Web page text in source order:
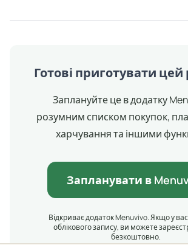
Готові приготувати цей
Заплануйте це в додатку
розумним списком покупок,
харчування та іншими
Запланувати в
Відкриває додаток Menuvivo. Якщо у
облікового запису, ви можете
безкоштовно.